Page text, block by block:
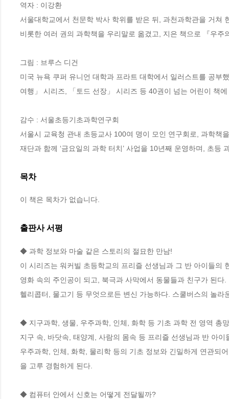
역자 : 이강환
서울대학교에서 천문학 박사 학위를 받은 뒤, 과천과학관을 거쳐
비롯한 여러 권의 과학책을 우리말로 옮겼고, 지은 책으로 『우
그림 : 브루스 디건
미국 뉴욕 쿠퍼 유니언 대학과 프라트 대학에서 일러스트를 공부
여행」 시리즈, 「토드 선장」 시리즈 등 40권이 넘는 어린이 책
감수 : 서울초등기초과학연구회
서울시 교육청 관내 초등교사 100여 명이 모인 연구회로, 과학책
재단과 함께 ‘금요일의 과학 터치’ 사업을 10년째 운영하며, 초등
목차
이 책은 목차가 없습니다.
출판사 서평
◆ 과학 정보와 마술 같은 스토리의 절묘한 만남!
이 시리즈는 워커빌 초등학교의 프리즐 선생님과 그 반 아이들의
영화 속의 주인공이 되고, 북극과 사막에서 동물들과 친구가 된
헬리콥터, 물고기 등 무엇으로든 변신 가능하다. 스쿨버스의 놀
◆ 지구과학, 생물, 우주과학, 인체, 화학 등 기초 과학 전 영역 총
지구 속, 바닷속, 태양계, 사람의 몸속 등 프리즐 선생님과 반 아
우주과학, 인체, 화학, 물리학 등의 기초 정보와 긴밀하게 연관되
을 고루 경험하게 된다.
◆ 컴퓨터 안에서 신호는 어떻게 전달될까?